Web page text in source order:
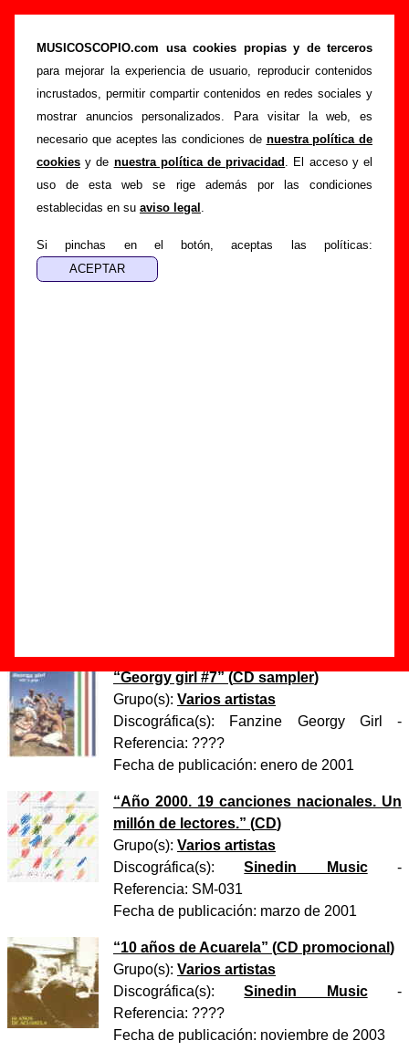
MUSICOSCOPIO.com usa cookies propias y de terceros
para mejorar la experiencia de usuario, reproducir contenidos
incrustados, permitir compartir contenidos en redes sociales y
mostrar anuncios personalizados. Para visitar la web, es
necesario que aceptes las condiciones de nuestra política de
cookies y de nuestra política de privacidad . El acceso y el
uso de esta web se rige además por las condiciones
establecidas en su aviso legal .
Si pinchas en el botón, aceptas las políticas:
“Cero en gimnasia”, canción de Sr. Chinarro
(Letra e información)
Portada >Sr. Chinarro >Canciones >Cero en gimnasia
Esta página pretende recopilar todo tipo de información
sobre lacanción "Cero en gimnasia" interpretada por
Chinarro. Además de su letra, también aparecerá
información sobre el autor o los autores, sobre los discos en
los que está incluido este tema, sobre la grabación del
encuentras errores o tienes información adicional, puedes
ayudar a
completar esta información
“Georgy girl #7” (CD sampler)
Grupo(s): Varios artistas
Discográfica(s):
Fanzine Georgy Girl
-
Referencia: ????
Fecha de publicación: enero de 2001
“Año 2000. 19 canciones nacionales. Un
millón de lectores.” (CD)
Grupo(s): Varios artistas
Discográfica(s):Sinedin Music-
Referencia: SM-031
Fecha de publicación: marzo de 2001
“10 años de Acuarela” (CD promocional )
Grupo(s): Varios artistas
Discográfica(s):Sinedin Music-
Referencia: ????
Fecha de publicación: noviembre de 2003